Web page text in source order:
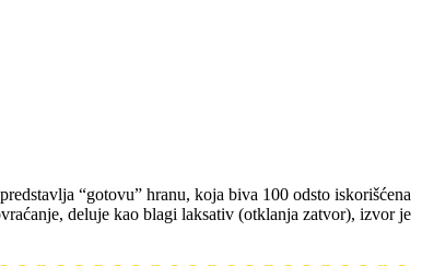
“gotovu” hranu, koja biva 100 odsto iskorišćena
deluje kao blagi laksativ (otklanja zatvor), izvor je